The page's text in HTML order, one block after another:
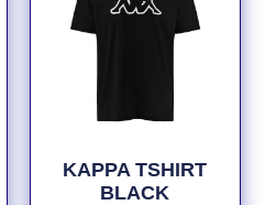
KAPPA TSHIRT
BLACK